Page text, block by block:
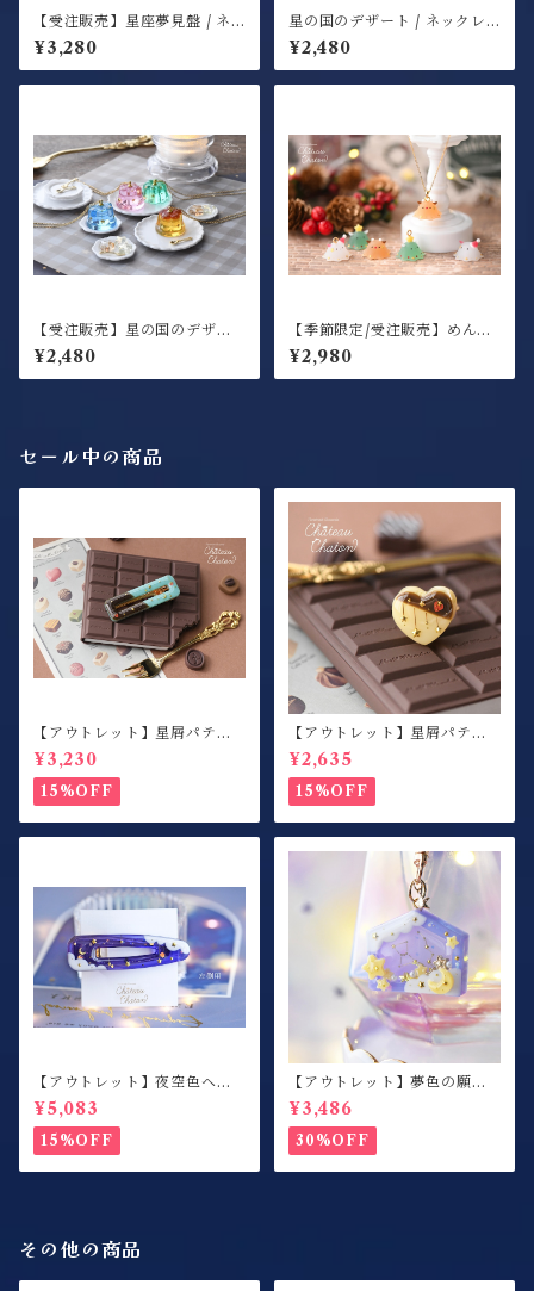
【受注販売】星座夢見盤 / ネ
ックレス
¥3,280
星の国のデザート / ネックレ
ス / プリン
¥2,480
【受注販売】星の国のデザー
ト / ネックレス / ゼリー＆プ
リンモチーフ
¥2,480
【季節限定/受注販売】めんだ
くろーすふれんず / ネックレ
ス
¥2,980
セール中の商品
【アウトレット】星屑パティ
スリー / ヘアクリップ / チョ
コミント / 右側用
¥3,230
15%OFF
【アウトレット】星屑パティ
スリー / 指輪 / カスタードプ
リン×ハート
¥2,635
15%OFF
【アウトレット】夜空色ヘア
クリップ / 左側用
¥5,083
15%OFF
【アウトレット】夢色の願い
事 / 絵馬シェイカー / キーホ
ルダー / ミルキーパープル
¥3,486
30%OFF
その他の商品